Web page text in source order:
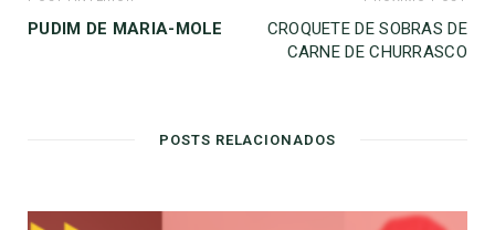
PUDIM DE MARIA-MOLE
CROQUETE DE SOBRAS DE
CARNE DE CHURRASCO
POSTS RELACIONADOS